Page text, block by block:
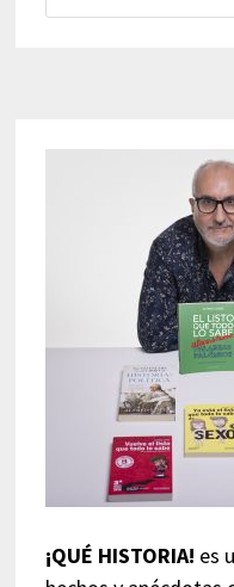
¡QUÉ HISTORIA! es